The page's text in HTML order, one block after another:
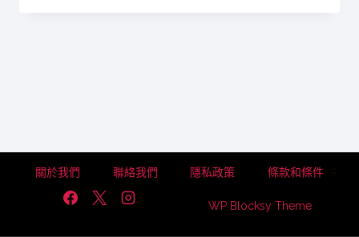
關於我們 聯絡我們 隱私政策 條款和條件
WP Blocksy Theme